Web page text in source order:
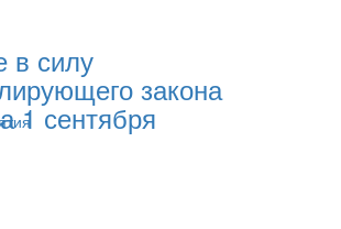
в силу
закона
1 сентября